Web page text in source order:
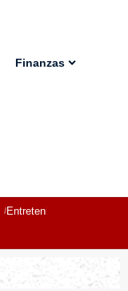
Finanzas
Entretenimiento